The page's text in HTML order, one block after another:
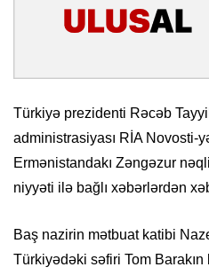
Türkiyə prezidenti Rəcəb
administrasiyası RİA Novosti-
Ermənistandakı Zəngəzur
niyyəti ilə bağlı xəbərlərdən
Baş nazirin mətbuat katibi
Türkiyədəki səfiri Tom Barakın